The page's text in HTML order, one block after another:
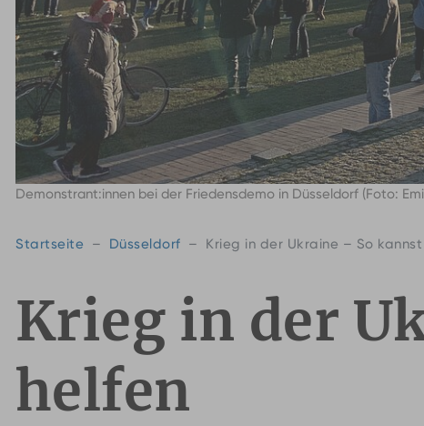
Demonstrant:innen bei der Friedensdemo in Düsseldorf (Foto:
Startseite Düsseldorf Krieg in der Ukraine – So
Krieg in der
helfen